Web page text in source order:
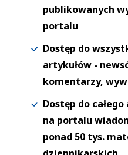
publikowanych
portalu
Dostęp do
artykułów -
komentarzy,
Dostęp do
na portalu
ponad 50 tys.